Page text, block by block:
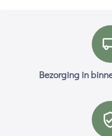
Bezorging in